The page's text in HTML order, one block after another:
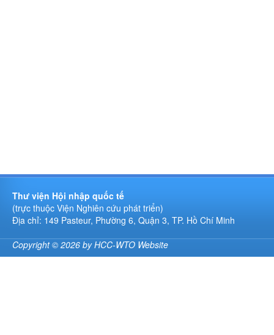
Thư viện Hội nhập quốc tế
(trực thuộc Viện Nghiên cứu phát triển)
Địa chỉ: 149 Pasteur, Phường 6, Quận 3, TP. Hồ Chí Minh
Copyright © 2026 by HCC-WTO Website